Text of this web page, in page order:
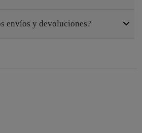
envíos y devoluciones?